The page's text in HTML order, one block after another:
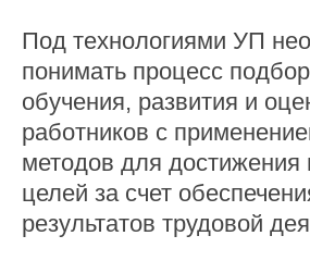
Под технологиями УП
понимать процесс
обучения, развития и
работников с
методов для достижения
целей за счет
результатов трудовой